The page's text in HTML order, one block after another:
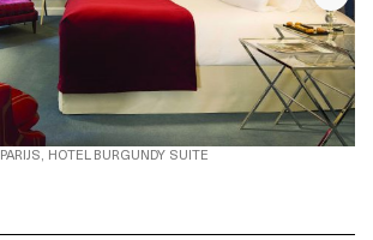
PARIJS, HOTEL BURGUNDY SUITE